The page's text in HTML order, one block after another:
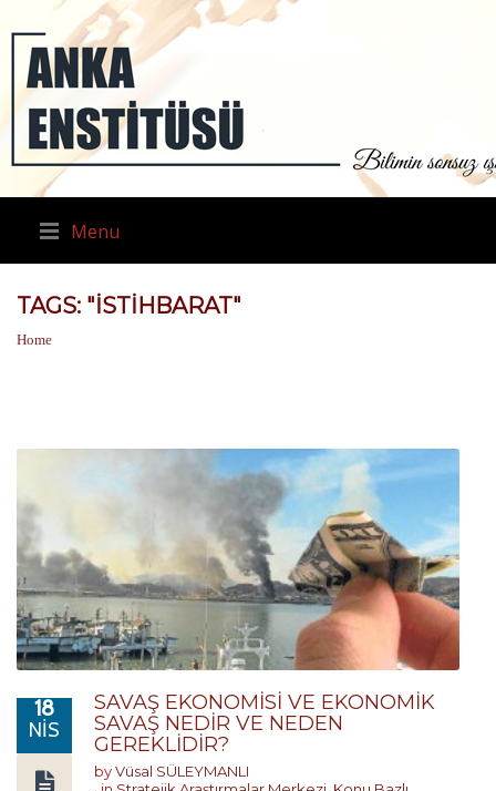
Menu
TAGS: "İSTIHBARAT"
Home
18
NIS
SAVAŞ EKONOMİSİ VE EKONOMİK
SAVAŞ NEDİR VE NEDEN
GEREKLİDİR?
byVüsal SÜLEYMANLI